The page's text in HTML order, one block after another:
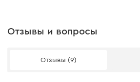
Отзывы и вопросы
Отзывы (9)